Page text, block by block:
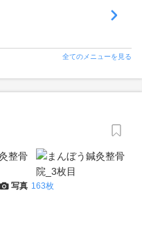
全てのメニューを見る
写真 163枚